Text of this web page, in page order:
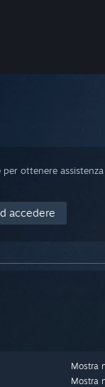
ottenere assistenza
accedere
Mostra
Mostra